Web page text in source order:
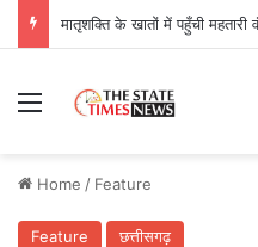
Menu
Home / Feature
Feature छत्तीसगढ़